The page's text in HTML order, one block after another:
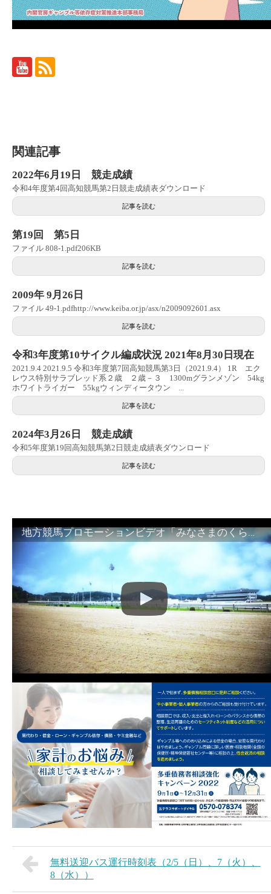
関連記事
2022年6月19日 競走成績
令和4年度第4回高知競馬第2日競走成績表ダウンロード
記事を読む
第19回 第5日
ファイル 808-1.pdf206KB
記事を読む
2009年 9月26日
ファイル 49-1.pdfhttp://www.keiba.or.jp/asx/n2009092601.asx
記事を読む
令和3年度第10サイクル編成状況 2021年8月30日現在
2021.9.4 2021.9.5 令和3年度第7回高知競馬第3日（2021.9.4） 1R エク
レウス特別サラブレッド系２歳 ２歳－３ 1300mグランメゾン 54kg
ホワイトライガー 55kgウィンディータウン ...
記事を読む
2024年3月26日 競走成績
令和5年度第19回高知競馬第2日競走成績表ダウンロード
記事を読む
地方競馬プロモーションビデオ「みなさまのくらしのために」30秒篇｜NAR公式
無料送迎バス運行時刻表（2/5（日）、7（火）、
8（水））